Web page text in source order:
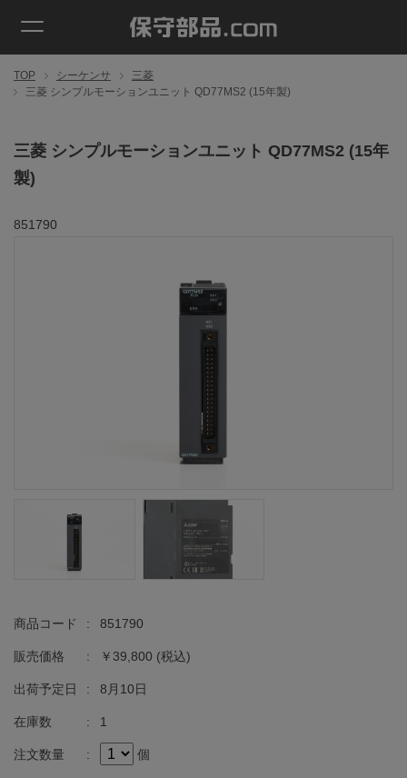
TOP シーケンサ
三菱
三菱 シンプルモーションユニット QD77MS2 (15年製)
三菱 シンプルモーションユニット QD77MS2 (15年
製)
851790
商品コード : 851790
販売価格 : ￥39,800 (税込)
出荷予定日 : 8月10日
在庫数 : 1
注文数量 : 個